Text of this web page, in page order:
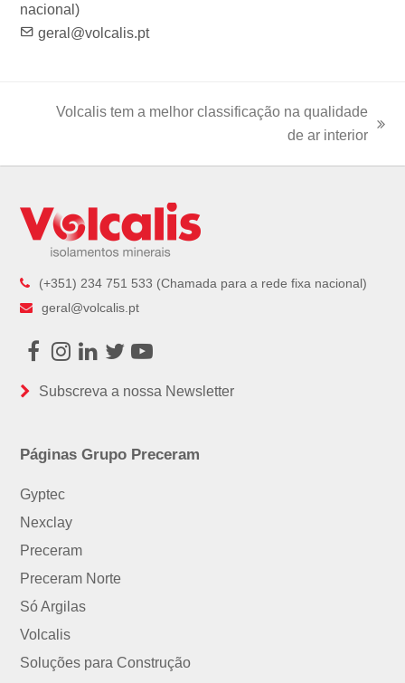
nacional)
geral@volcalis.pt
Volcalis tem a melhor classificação na qualidade
de ar interior
(+351) 234 751 533 (Chamada para a rede fixa nacional)
geral@volcalis.pt
Facebook
Instagram
LinkedIn
TwitterYoutube
Subscreva a nossa Newsletter
Páginas Grupo Preceram
Gyptec
Nexclay
Preceram
Preceram Norte
Só Argilas
Volcalis
Soluções para Construção